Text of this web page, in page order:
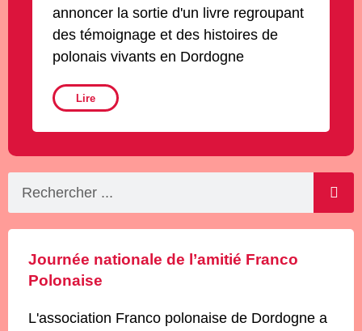
annoncer la sortie d'un livre regroupant
des témoignage et des histoires de
polonais vivants en Dordogne
Lire
Journée nationale de l’amitié Franco
Polonaise
L'association Franco polonaise de Dordogne a